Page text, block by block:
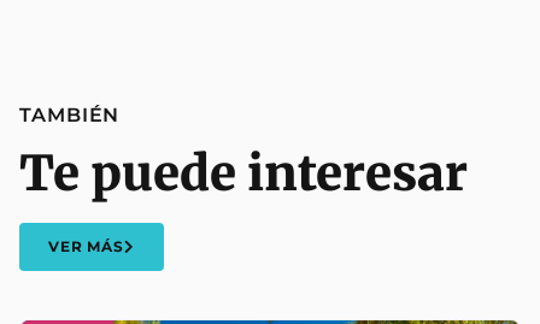
TAMBIÉN
Te puede interesar
VER MÁS